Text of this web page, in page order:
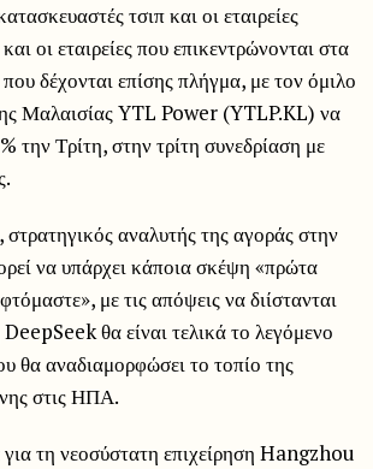
τσιπ και οι εταιρείες
οι εταιρείες που επικεντρώνονται στα
δέχονται επίσης πλήγμα, με τον όμιλο
Μαλαισίας YTL Power (YTLP.KL) να
την Τρίτη, στην τρίτη συνεδρίαση με
αναλυτής της αγοράς στην
να υπάρχει κάποια σκέψη «πρώτα
με τις απόψεις να διίστανται
θα είναι τελικά το λεγόμενο
αναδιαμορφώσει το τοπίο της
στις ΗΠΑ.
τη νεοσύστατη επιχείρηση Hangzhou